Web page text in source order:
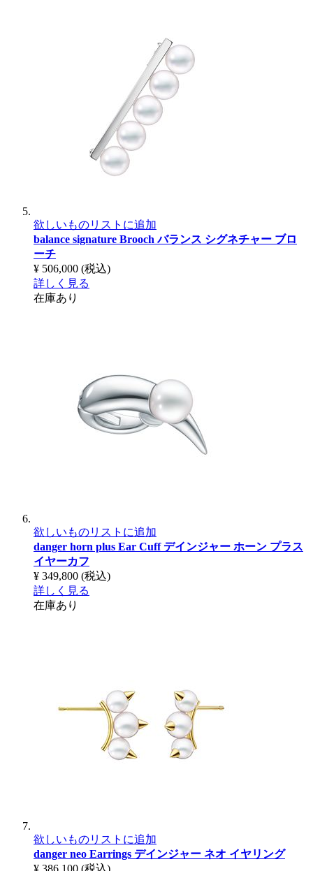
欲しいものリストに追加
balance signature Broochバランス シグネチャー ブロ
ーチ
¥ 506,000 (税込)
詳しく見る
在庫あり
欲しいものリストに追加
danger horn plus Ear Cuffデインジャー ホーン プラス
イヤーカフ
¥ 349,800 (税込)
詳しく見る
在庫あり
欲しいものリストに追加
danger neo Earrings デインジャー ネオ イヤリング
¥ 386,100 (税込)